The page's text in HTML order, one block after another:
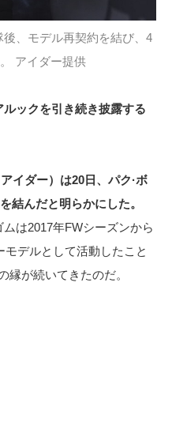
、モデル再契約を結び、4
アイダー提供
ックを引き続き披露する
イダー）は20日、パク·ボ
結んだと明らかにした。
は2017年FWシーズンから
デルとして活動したこと
縁が続いてきたのだ。